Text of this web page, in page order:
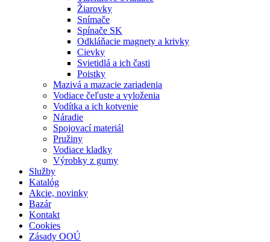
Žiarovky
Snímače
Spínače SK
Odkláňacie magnety a krivky
Cievky
Svietidlá a ich časti
Poistky
Mazivá a mazacie zariadenia
Vodiace čeľuste a vyloženia
Vodítka a ich kotvenie
Náradie
Spojovací materiál
Pružiny
Vodiace kladky
Výrobky z gumy
Služby
Katalóg
Akcie, novinky
Bazár
Kontakt
Cookies
Zásady OOÚ